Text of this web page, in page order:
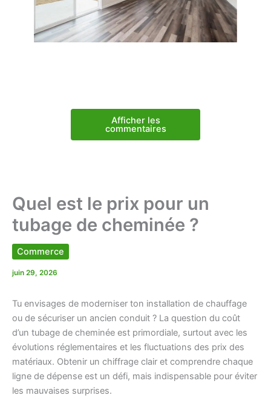
Afficher les
commentaires
Quel est le prix pour un
tubage de cheminée ?
Commerce
juin 29, 2026
Tu envisages de moderniser ton installation de chauffage
ou de sécuriser un ancien conduit ? La question du coût
d’un tubage de cheminée est primordiale, surtout avec les
évolutions réglementaires et les fluctuations des prix des
matériaux. Obtenir un chiffrage clair et comprendre chaque
ligne de dépense est un défi, mais indispensable pour éviter
les mauvaises surprises.